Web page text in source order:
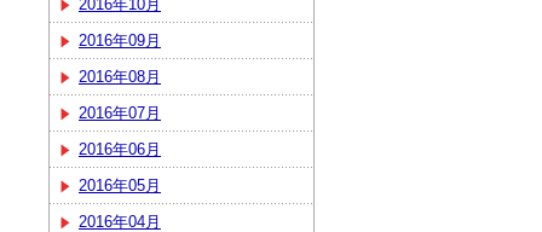
2016年10月
2016年09月
2016年08月
2016年07月
2016年06月
2016年05月
2016年04月